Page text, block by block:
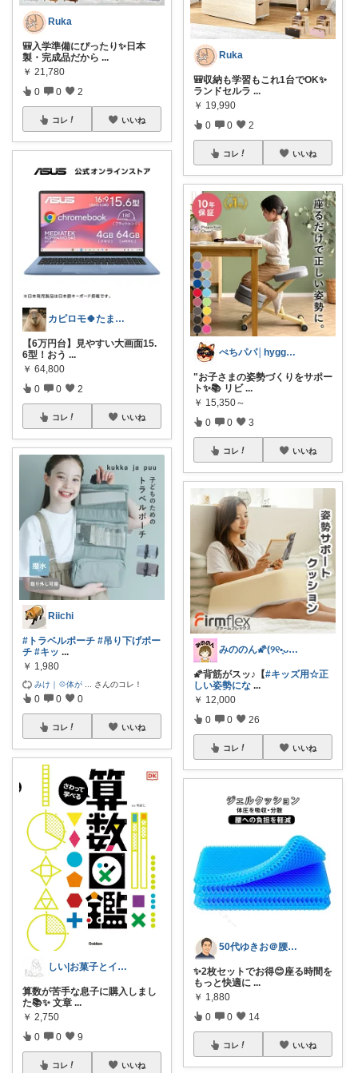
Ruka
🎒入学準備にぴったり✨日本
製・完成品だから ...
￥ 21,780
0 0 2
コレ いいね
カピロモ🍀たまにくすっと笑えるーむ🐾
【6万円台】見やすい大画面15.
6型！おう ...
￥ 64,800
0 0 2
コレ いいね
Riichi
#トラベルポーチ #吊り下げポー
チ #キッ ...
￥ 1,980
みけ｜💠体が さんのコレ！
0 0 0
コレ いいね
しい|お菓子とインテリア好きな30代ママ
算数が苦手な息子に購入しまし
た📚✨ 文章 ...
￥ 2,750
0 0 9
コレ いいね
Ruka
🎒収納も学習もこれ1台でOK✨
ランドセルラ ...
￥ 19,990
0 0 2
コレ いいね
ぺちパパ│hyggeな暮らし🌿
"お子さまの姿勢づくりをサポー
ト✨📚 リビ ...
￥ 15,350～
0 0 3
コレ いいね
みののん🌠(୨୧•͈ᴗ•͈)感謝♡
🌠背筋がスッ♪【#キッズ用☆正
しい姿勢にな ...
￥ 12,000
0 0 26
コレ いいね
50代ゆきお＠腰痛対策・改善グッズ
✨2枚セットでお得😊座る時間を
もっと快適に ...
￥ 1,880
0 0 14
コレ いいね